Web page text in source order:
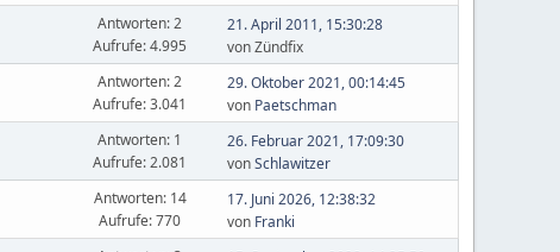
Antworten: 2
Aufrufe: 4.995
21. April 2011, 15:30:28
von Zündfix
Antworten: 2
Aufrufe: 3.041
29. Oktober 2021, 00:14:45
von Paetschman
Antworten: 1
Aufrufe: 2.081
26. Februar 2021, 17:09:30
vonSchlawitzer
Antworten: 14
Aufrufe: 770
17. Juni 2026, 12:38:32
von Franki